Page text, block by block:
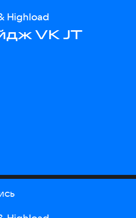
Highload
VK JT